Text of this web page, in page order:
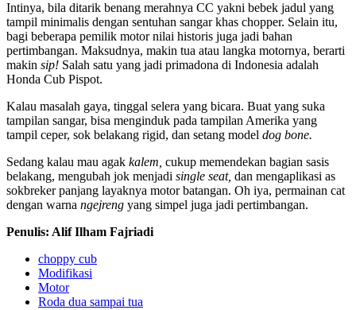
Intinya, bila ditarik benang merahnya CC yakni bebek jadul yang
tampil minimalis dengan sentuhan sangar khas chopper. Selain itu,
bagi beberapa pemilik motor nilai historis juga jadi bahan
pertimbangan. Maksudnya, makin tua atau langka motornya, berarti
makin sip! Salah satu yang jadi primadona di Indonesia adalah
Honda Cub Pispot.
Kalau masalah gaya, tinggal selera yang bicara. Buat yang suka
tampilan sangar, bisa menginduk pada tampilan Amerika yang
tampil ceper, sok belakang rigid, dan setang model dog bone.
Sedang kalau mau agak kalem, cukup memendekan bagian sasis
belakang, mengubah jok menjadi single seat, dan mengaplikasi as
sokbreker panjang layaknya motor batangan. Oh iya, permainan cat
dengan warna ngejreng yang simpel juga jadi pertimbangan.
Penulis: Alif Ilham Fajriadi
choppy cub
Modifikasi
Motor
Roda dua sampai tua